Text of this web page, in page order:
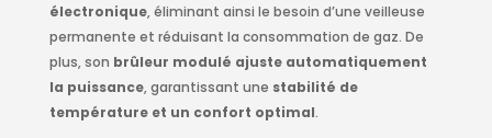
électronique, éliminant ainsi le besoin d’une veilleuse
permanente et réduisant la consommation de gaz. De
plus, son brûleur modulé ajuste automatiquement
la puissance, garantissant une stabilité de
température et un confort optimal.